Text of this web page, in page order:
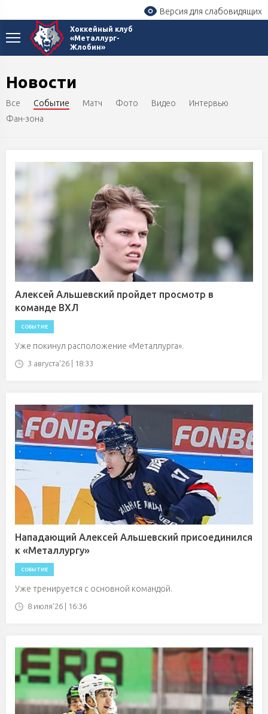
Версия для слабовидящих
Хоккейный клуб
«Металлург-
Жлобин»
Новости
Все Событие Матч Фото Видео
Интервью
Фан-зона
Алексей Альшевский пройдет просмотр в
команде ВХЛ
СОБЫТИЕ
Уже покинул расположение «Металлурга».
3 августа'26 | 18:33
Нападающий Алексей Альшевский присоединился
к «Металлургу»
СОБЫТИЕ
Уже тренируется с основной командой.
8 июля'26 | 16:36